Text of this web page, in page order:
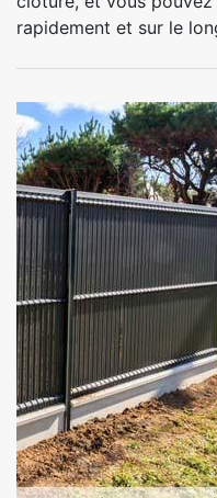
rapidement et sur le